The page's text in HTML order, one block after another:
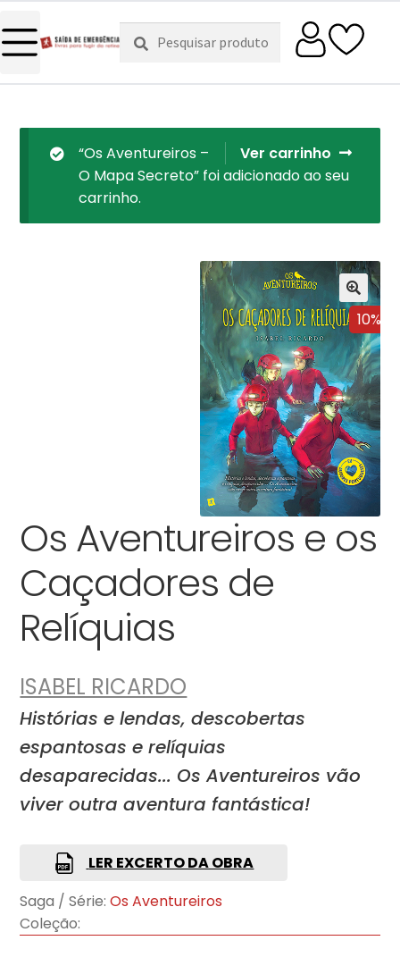
Pesquisar
por:
Pesquisa
Ver carrinho
“Os Aventureiros –
O Mapa Secreto” foi adicionado ao seu
carrinho.
10%
Os Aventureiros e os
Caçadores de
Relíquias
ISABEL RICARDO
Histórias e lendas, descobertas
espantosas e relíquias
desaparecidas... Os Aventureiros vão
viver outra aventura fantástica!
LER EXCERTO DA OBRA
Saga / Série: Os Aventureiros
Coleção: